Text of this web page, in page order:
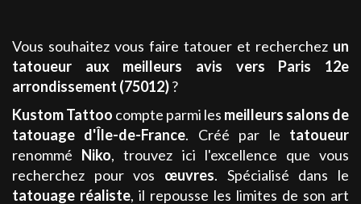
Vous souhaitez vous faire tatouer et recherchez un
tatoueur aux meilleurs avis
vers Paris 12e
arrondissement (75012)?
Kustom Tattoo compte parmi les meilleurs salons de
tatouage d'Île-de-France. Créé par le tatoueur
renommé Niko, trouvez ici l'excellence que vous
recherchez pour vos œuvres. Spécialisé dans le
tatouage réaliste, il repousse les limites de son art